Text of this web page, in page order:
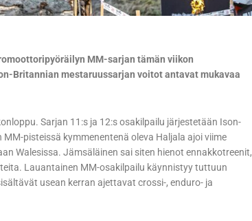
MM-sarjan tämän viikon
Britannian mestaruussarjan voitot antavat mukavaa
Sarjan 11:s ja 12:s osakilpailu järjestetään Ison-
pisteissä kymmenentenä oleva Haljala ajoi viime
Walesissa. Jämsäläinen sai siten hienot ennakkotreenit,
Lauantainen MM-osakilpailu käynnistyy tuttuun
usean kerran ajettavat crossi-, enduro- ja